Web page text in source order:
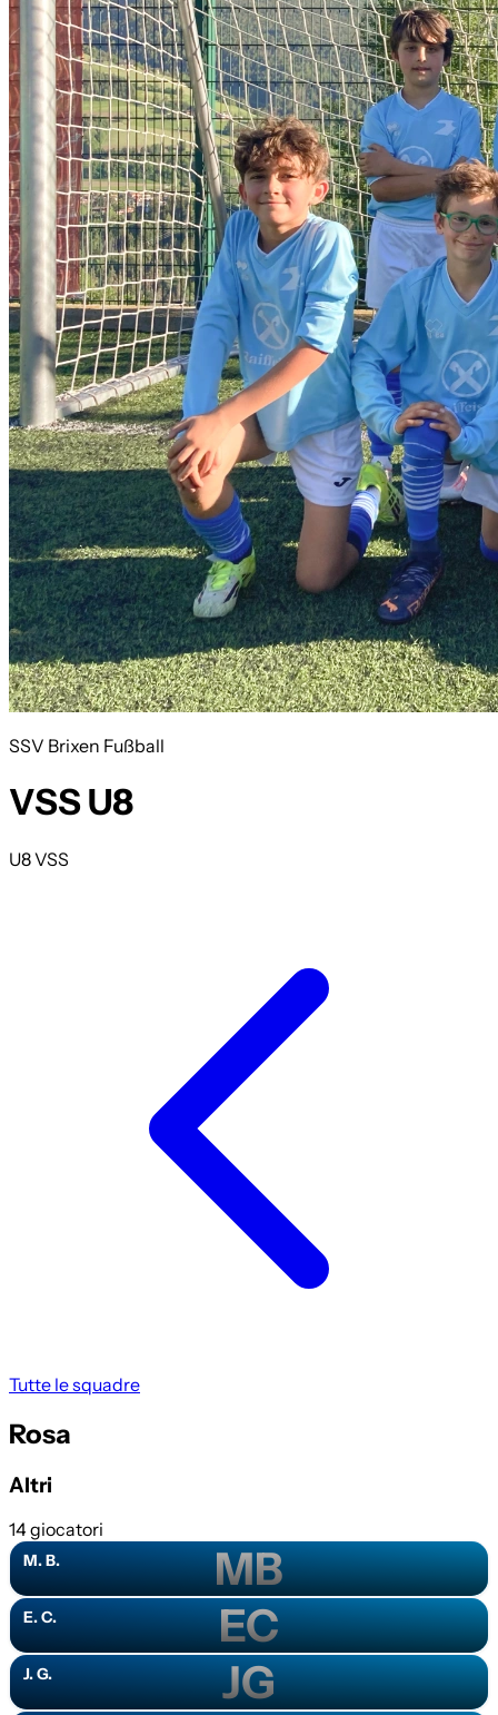
SSV Brixen Fußball
VSS U8
U8 VSS
Tutte le squadre
Rosa
Altri
14 giocatori
MB
M. B.
EC
E. C.
JG
J. G.